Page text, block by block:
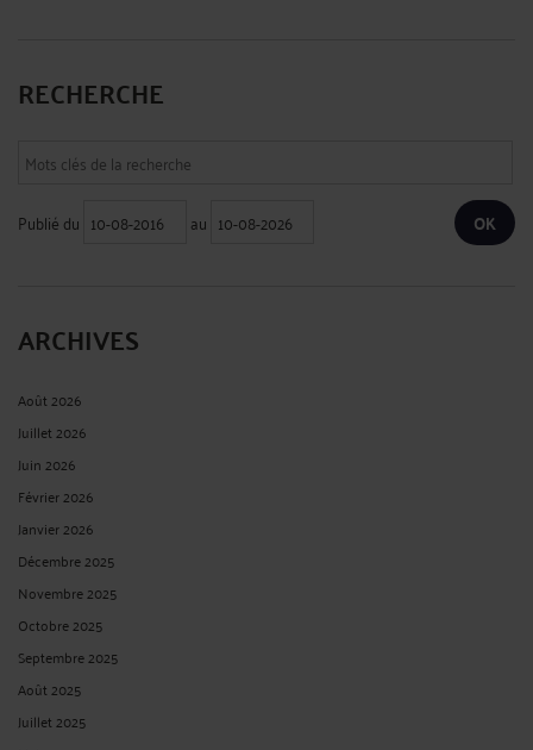
RECHERCHE
Publié du au
ARCHIVES
Août 2026
Juillet 2026
Juin 2026
Février 2026
Janvier 2026
Décembre 2025
Novembre 2025
Octobre 2025
Septembre 2025
Août 2025
Juillet 2025